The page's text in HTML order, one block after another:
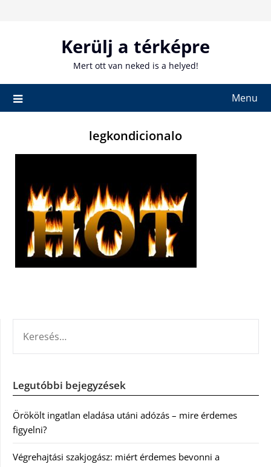
Kerülj a térképre
Mert ott van neked is a helyed!
Menu
legkondicionalo
Legutóbbi bejegyzések
Örökölt ingatlan eladása utáni adózás – mire érdemes
figyelni?
Végrehajtási szakjogász: miért érdemes bevonni a